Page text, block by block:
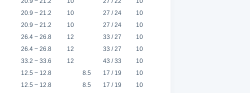
20.9 ~ 21.2
20.9 ~ 21.2
26.4 ~ 26.8
26.4 ~ 26.8
33.2 ~ 33.6
10
10
12
12
12
27 / 24
27 / 24
33 / 27
33 / 27
43 / 33
10
10
10
10
10
12.5 ~ 12.8
12.5 ~ 12.8
8.5
8.5
17 / 19
17 / 19
10
10